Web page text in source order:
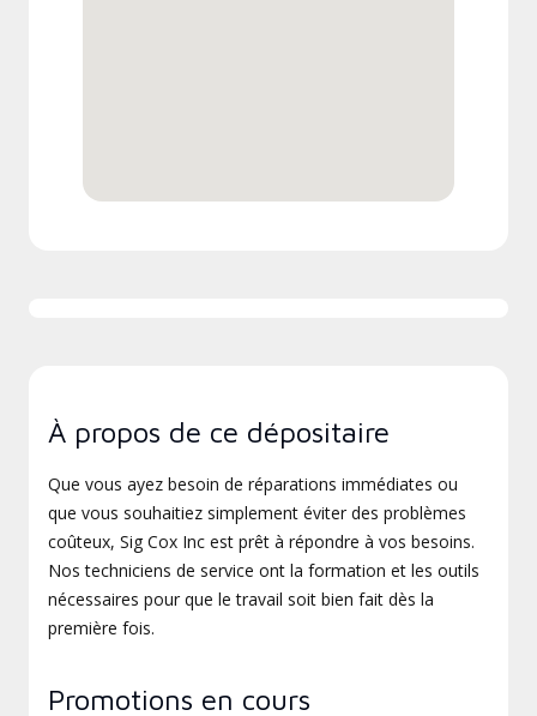
À propos de ce dépositaire
Que vous ayez besoin de réparations immédiates ou
que vous souhaitiez simplement éviter des problèmes
coûteux, Sig Cox Inc est prêt à répondre à vos besoins.
Nos techniciens de service ont la formation et les outils
nécessaires pour que le travail soit bien fait dès la
première fois.
Promotions en cours